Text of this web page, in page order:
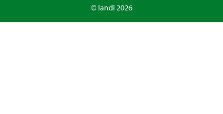
© landi 2026